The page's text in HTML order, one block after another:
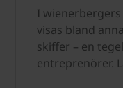
I
visas bland
skiffer – en
entreprenörer.